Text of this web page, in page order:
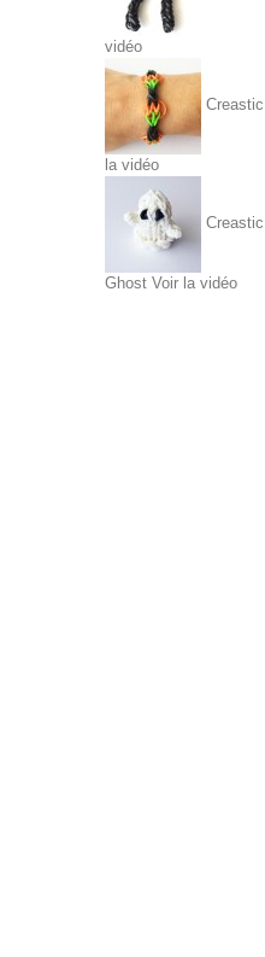
vidéo
la vidéo
Ghost Voir la vidéo